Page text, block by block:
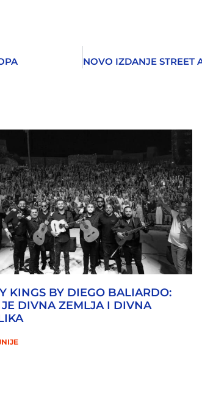
KINGS BY DIEGO BALIARDO:
DIVNA ZEMLJA I DIVNA